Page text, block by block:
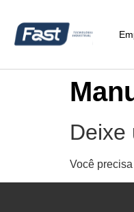
Deixe
Você